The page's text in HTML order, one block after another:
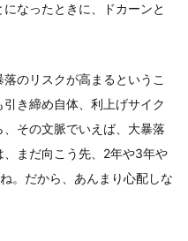
なったときに、ドカーンと
のリスクが高まるというこ
き締め自体、利上げサイク
その文脈でいえば、大暴落
、まだ向こう先、2年や3年や
。だから、あんまり心配しな